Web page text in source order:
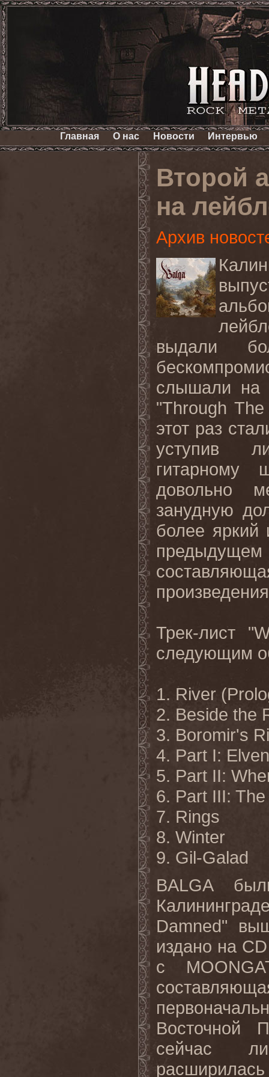
Главная О нас Новости Интервью
Второй
на
Архив
выдали
слышали на
"Through
этот раз
уступив
гитарному
довольно
занудную
более яркий
Трек-лист
следующим
1. River
2. Beside the
3. Boromir's
4. Part I:
5. Part II:
6. Part III:
7. Rings
8. Winter
9. Gil-Galad
BALGA
Damned"
издано на
с
Восточной
сейчас
расширилась